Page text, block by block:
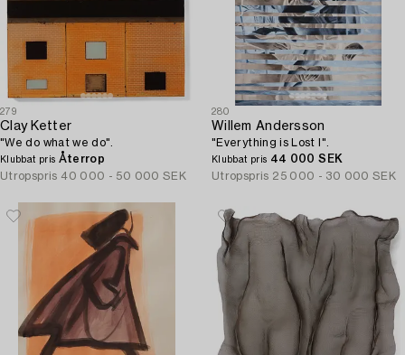
279
Clay Ketter
"We do what we do".
Klubbat pris Återrop
Utropspris 40 000 - 50 000 SEK
280
Willem Andersson
"Everything is Lost I".
Klubbat pris 44 000 SEK
Utropspris 25 000 - 30 000 SEK